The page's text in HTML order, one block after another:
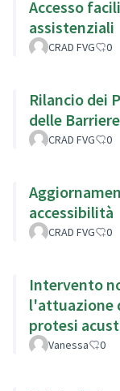
Accesso
assistenziali
CRAD FVG 0
Rilancio dei
delle
CRAD FVG 0
accessibilità
CRAD FVG 0
Intervento
l'attuazione
protesi
Vanessa 0